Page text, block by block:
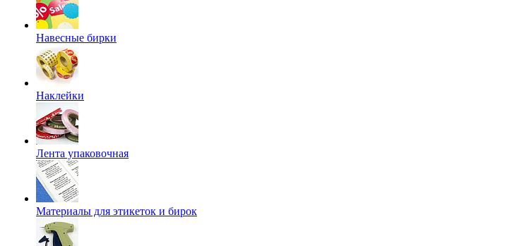
Навесные бирки
Наклейки
Лента упаковочная
Материалы для этикеток и бирок